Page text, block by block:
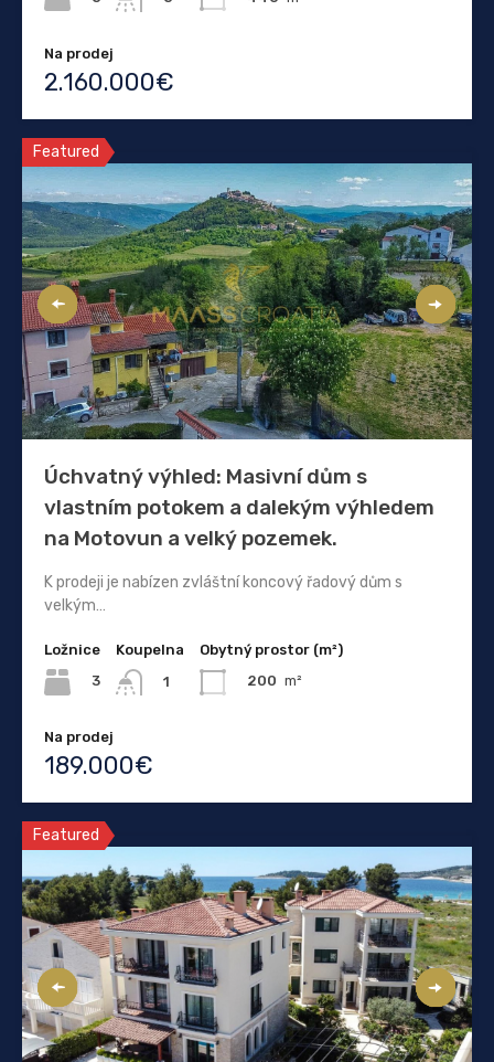
Na prodej
2.160.000€
Featured
Úchvatný výhled: Masivní dům s
vlastním potokem a dalekým výhledem
na Motovun a velký pozemek.
K prodeji je nabízen zvláštní koncový řadový dům s
velkým…
Ložnice
3
Koupelna
1
Obytný prostor (m²)
200 m²
Na prodej
189.000€
Featured